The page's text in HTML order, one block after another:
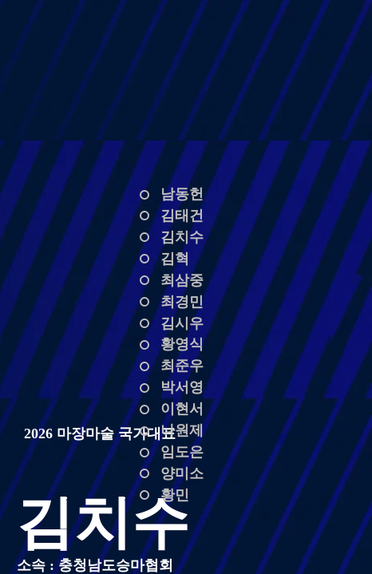
남동헌
김태건
김치수
김혁
최삼중
최경민
김시우
황영식
최준우
박서영
이현서
나원제
임도은
양미소
황민
2026 마장마술 국가대표
김치수
소속 : 충청남도승마협회